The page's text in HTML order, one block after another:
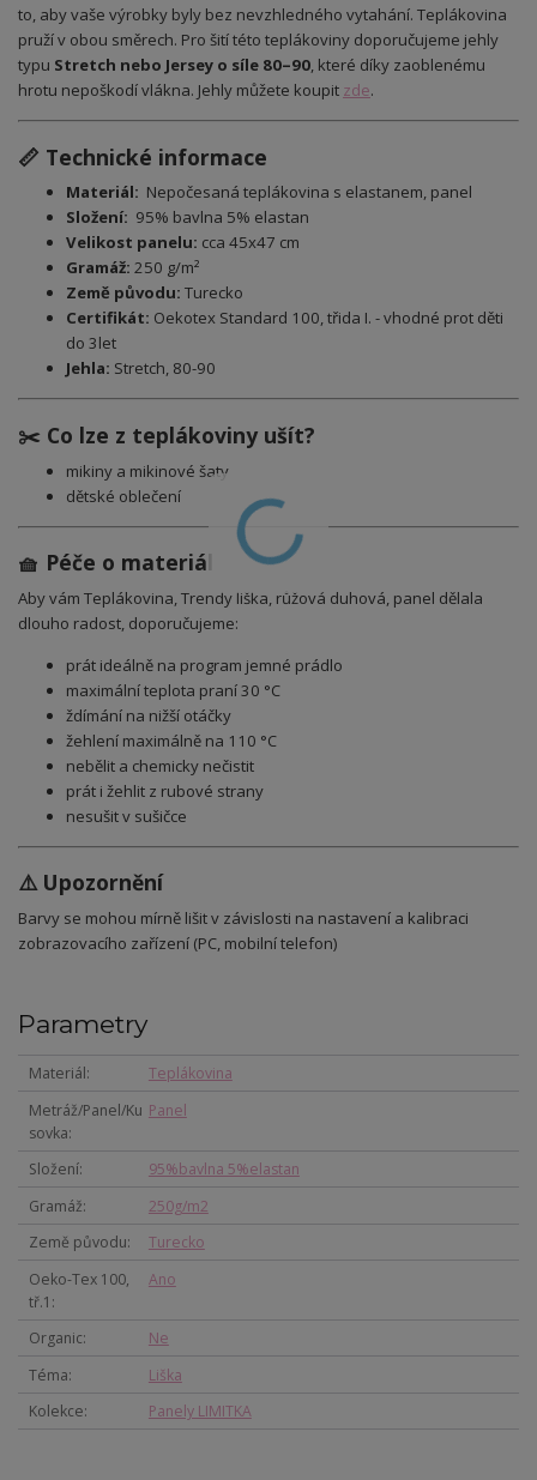
to, aby vaše výrobky byly bez nevzhledného vytahání. Teplákovina
pruží v obou směrech. Pro šití této teplákoviny doporučujeme jehly
typu Stretch nebo Jersey o síle 80–90, které díky zaoblenému
hrotu nepoškodí vlákna. Jehly můžete koupit zde.
📏 Technické informace
Materiál: Nepočesaná teplákovina s elastanem, panel
Složení: 95% bavlna 5% elastan
Velikost panelu: cca 45x47 cm
Gramáž: 250 g/m²
Země původu: Turecko
Certifikát: Oekotex Standard 100, třida I. - vhodné prot děti
do 3let
Jehla: Stretch, 80-90
✂️ Co lze z teplákoviny ušít?
mikiny a mikinové šaty
dětské oblečení
🧺 Péče o materiál
Aby vám Teplákovina, Trendy liška, růžová duhová, panel dělala
dlouho radost, doporučujeme:
prát ideálně na program jemné prádlo
maximální teplota praní 30 °C
ždímání na nižší otáčky
žehlení maximálně na 110 °C
nebělit a chemicky nečistit
prát i žehlit z rubové strany
nesušit v sušičce
⚠️ Upozornění
Barvy se mohou mírně lišit v závislosti na nastavení a kalibraci
zobrazovacího zařízení (PC, mobilní telefon)
Parametry
Materiál
Teplákovina
Metráž/Panel/Ku
sovka
Panel
Složení
95%bavlna 5%elastan
Gramáž
250g/m2
Země původu
Turecko
Oeko-Tex 100,
tř.1
Ano
Organic
Ne
Téma
Liška
Kolekce
Panely LIMITKA